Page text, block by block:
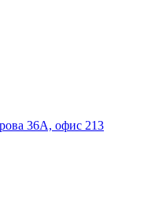
36А, офис 213